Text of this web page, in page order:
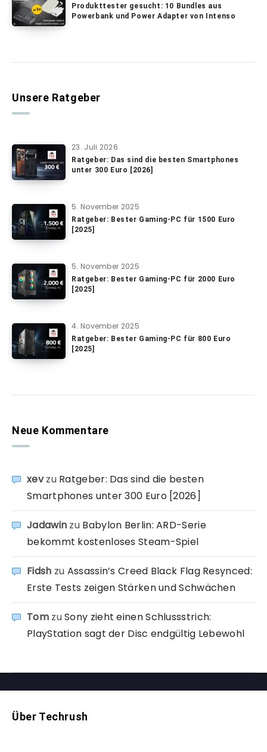
Produkttester gesucht: 10 Bundles aus
Powerbank und Power Adapter von Intenso
Unsere Ratgeber
23. Juli 2026
Ratgeber: Das sind die besten Smartphones
unter 300 Euro [2026]
5. November 2025
Ratgeber: Bester Gaming-PC für 1500 Euro
[2025]
5. November 2025
Ratgeber: Bester Gaming-PC für 2000 Euro
[2025]
4. November 2025
Ratgeber: Bester Gaming-PC für 800 Euro
[2025]
Neue Kommentare
xevzu Ratgeber: Das sind die besten
Smartphones unter 300 Euro [2026]
Jadawin zu Babylon Berlin: ARD-Serie
bekommt kostenloses Steam-Spiel
Fidsh zu Assassin’s Creed Black Flag Resynced:
Erste Tests zeigen Stärken und Schwächen
TomzuSony zieht einen Schlussstrich:
PlayStation sagt der Disc endgültig Lebewohl
Über Techrush